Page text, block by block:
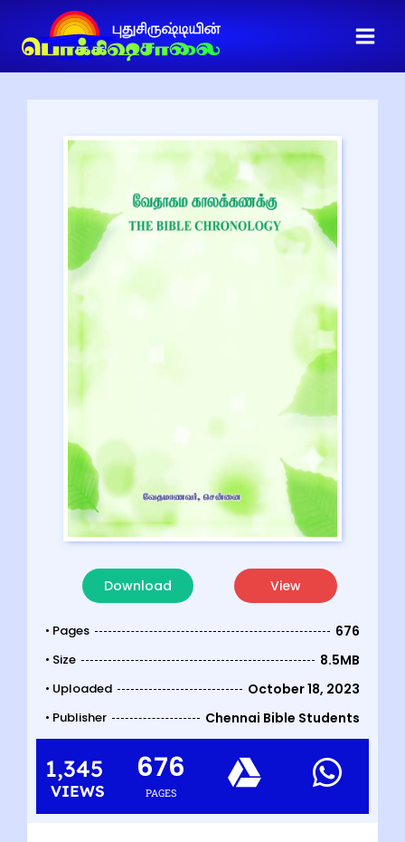
Download View
• Pages 676
• Size 8.5MB
• Uploaded October 18, 2023
• Publisher Chennai Bible Students
1,345
VIEWS PAGES
676